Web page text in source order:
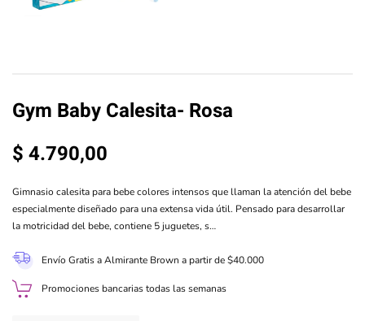
Gym Baby Calesita- Rosa
$ 4.790,00
Gimnasio calesita para bebe colores intensos que llaman la atención del bebe
especialmente diseñado para una extensa vida útil. Pensado para desarrollar
la motricidad del bebe, contiene 5 juguetes, s…
Envío Gratis a Almirante Brown a partir de $40.000
Promociones bancarias todas las semanas